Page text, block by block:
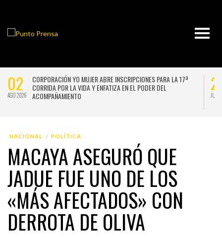
02
AGO 2026
CORPORACIÓN YO MUJER ABRE INSCRIPCIONES PARA LA 17ª
CORRIDA POR LA VIDA Y ENFATIZA EN EL PODER DEL
ACOMPAÑAMIENTO
JUL
NACIONAL POLÍTICA
MACAYA ASEGURÓ QUE
JADUE FUE UNO DE LOS
«MÁS AFECTADOS» CON
DERROTA DE OLIVA